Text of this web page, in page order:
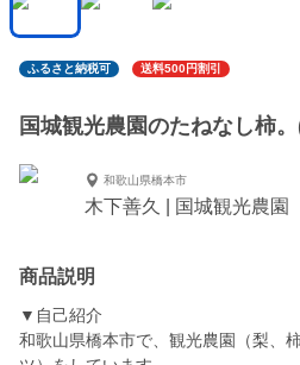
ふるさと納税可 送料500円割引
国城観光農園のたねなし柿
和歌山県橋本市
木下善久 | 国城観光農園
商品説明
▼自己紹介
和歌山県橋本市で、観光農園（梨、